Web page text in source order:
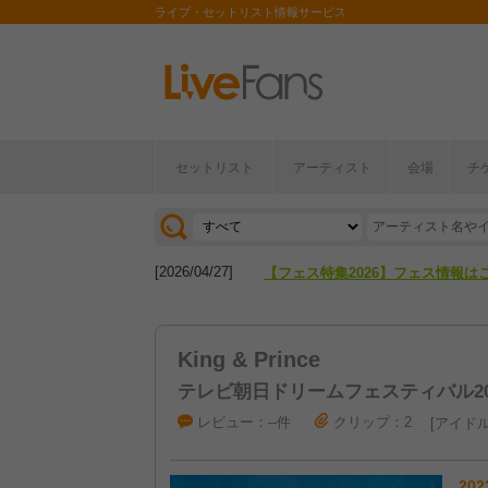
ライブ・セットリスト情報サービス
セットリスト アーティスト 会場 チ
[2026/07/28] 【ライブ動員ランキング】2026年
[2026/04/27] 【フェス特集2026】フェス情報は
King & Prince
テレビ朝日ドリームフェスティバル
レビュー：--件 クリップ：2 アイド